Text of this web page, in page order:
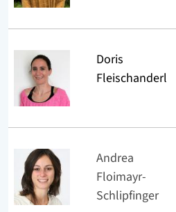
Doris
Fleischanderl
Andrea
Floimayr-
Schlipfinger